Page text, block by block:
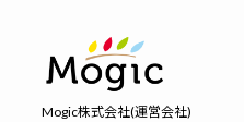
Mogic株式会社(運営会社)